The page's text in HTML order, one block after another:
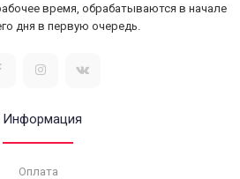
время, обрабатываются в начале
дня в первую очередь.
Информация
Оплата